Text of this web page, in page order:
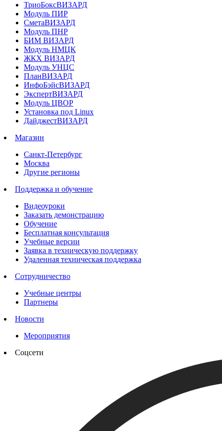
ТриоБоксВИЗАРД
Модуль ПИР
СметаВИЗАРД
Модуль ПНР
БИМ ВИЗАРД
Модуль НМЦК
ЖКХ ВИЗАРД
Модуль УНЦС
ПланВИЗАРД
ИнфоБэйсВИЗАРД
ЭкспертВИЗАРД
Модуль ЦВОР
Установка под Linux
ДайджестВИЗАРД
Магазин
Санкт-Петербург
Москва
Другие регионы
Поддержка и обучение
Видеоуроки
Заказать демонстрацию
Обучение
Бесплатная консультация
Учебные версии
Заявка в техническую поддержку
Удаленная техническая поддержка
Сотрудничество
Учебные центры
Партнеры
Новости
Мероприятия
Соцсети